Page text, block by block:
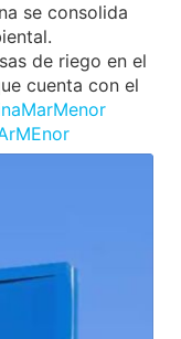
se consolida
de riego en el
cuenta con el